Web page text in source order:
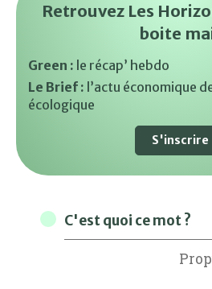
Retrouvez Les
boite
Green : le récap’ hebdo
Le Brief : l’actu économique
écologique
S'inscrire
C'est quoi ce mot ?